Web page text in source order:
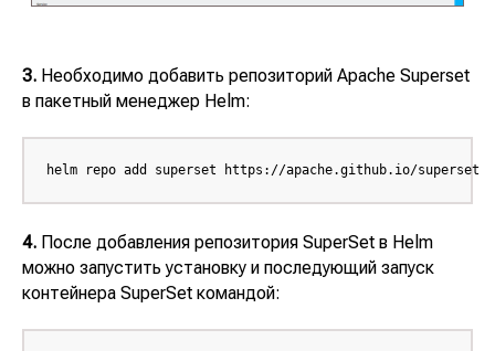
3. Необходимо добавить репозиторий Apache Superset
в пакетный менеджер Helm:
helm repo add superset https://apache.github.io/superset
4. После добавления репозитория SuperSet в Helm
можно запустить установку и последующий запуск
контейнера SuperSet командой: